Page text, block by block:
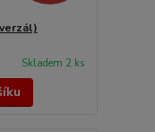
Skladem 2 ks